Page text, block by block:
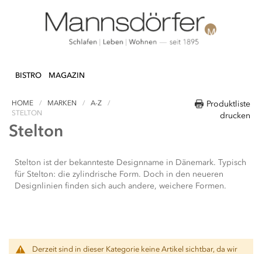
zum
BISTRO MAGAZIN
Produktliste
drucken
HOME MARKEN
A-Z
STELTON
Stelton
Stelton ist der bekannteste Designname in Dänemark. Typisch
für Stelton: die zylindrische Form. Doch in den neueren
Designlinien finden sich auch andere, weichere Formen.
Derzeit sind in dieser Kategorie keine Artikel sichtbar, da wir